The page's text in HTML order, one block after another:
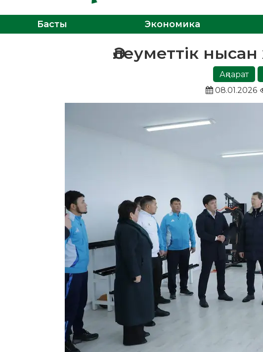
Басты Экономика
Әлеуметтік
Ақпарат
08.01.2026